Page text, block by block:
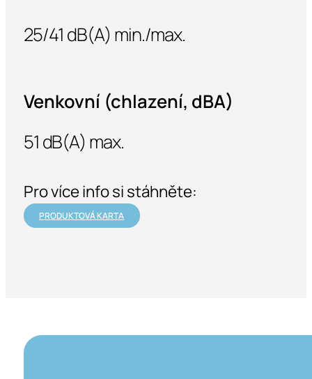
25/41 dB(A) min./max.
Venkovní (chlazení, dBA)
51 dB(A) max.
Pro více info si stáhněte:
PRODUKTOVÁ KARTA